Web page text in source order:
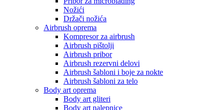
Nožići
Držači nožića
Airbrush oprema
Kompresor za airbrush
Airbrush pištolji
Airbrush pribor
Airbrush rezervni delovi
Airbrush šabloni i boje za nokte
Airbrush šabloni za telo
Body art oprema
Body art gliteri
Body art nalepnice